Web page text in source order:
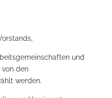
und
den
werden.